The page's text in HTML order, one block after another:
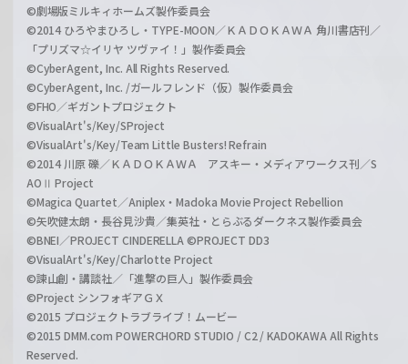
©劇場版ミルキィホームズ製作委員会
©2014 ひろやまひろし・TYPE-MOON／ＫＡＤＯＫＡＷＡ 角川書店刊／
「プリズマ☆イリヤ ツヴァイ！」製作委員会
©CyberAgent, Inc. All Rights Reserved.
©CyberAgent, Inc. /ガールフレンド（仮）製作委員会
©FHO／ギガントプロジェクト
©VisualArt's/Key/SProject
©VisualArt's/Key/Team Little Busters! Refrain
©2014 川原 礫／ＫＡＤＯＫＡＷＡ アスキー・メディアワークス刊／S
AOⅡ Project
©Magica Quartet／Aniplex・Madoka Movie Project Rebellion
©矢吹健太朗・長谷見沙貴／集英社・とらぶるダークネス製作委員会
©BNEI／PROJECT CINDERELLA ©PROJECT DD3
©VisualArt's/Key/Charlotte Project
©諫山創・講談社／「進撃の巨人」製作委員会
©Project シンフォギアＧＸ
©2015 プロジェクトラブライブ！ムービー
©2015 DMM.com POWERCHORD STUDIO / C2 / KADOKAWA All Rights
Reserved.